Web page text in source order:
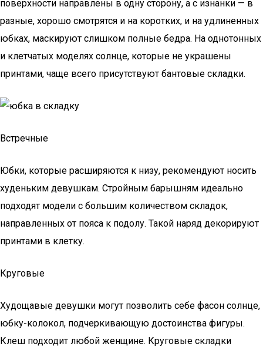
поверхности направлены в одну сторону, а с изнанки — в
разные, хорошо смотрятся и на коротких, и на удлиненных
юбках, маскируют слишком полные бедра. На однотонных
и клетчатых моделях солнце, которые не украшены
принтами, чаще всего присутствуют бантовые складки.
Встречные
Юбки, которые расширяются к низу, рекомендуют носить
худеньким девушкам. Стройным барышням идеально
подходят модели с большим количеством складок,
направленных от пояса к подолу. Такой наряд декорируют
принтами в клетку.
Круговые
Худощавые девушки могут позволить себе фасон солнце,
юбку-колокол, подчеркивающую достоинства фигуры.
Клеш подходит любой женщине. Круговые складки